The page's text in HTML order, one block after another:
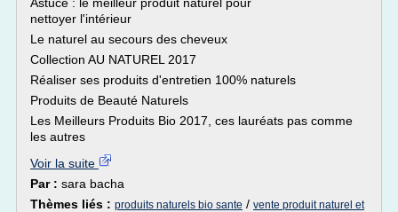
nettoyer l'intérieur
Le naturel au secours des cheveux
Collection AU NATUREL 2017
Réaliser ses produits d'entretien 100% naturels
Produits de Beauté Naturels
Les Meilleurs Produits Bio 2017, ces lauréats pas comme
les autres
Voir la suite
Par : sara bacha
Thèmes liés : produits naturels bio sante / vente produit naturel et